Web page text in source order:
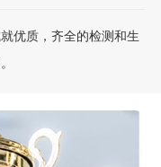
优质，齐全的检测和生